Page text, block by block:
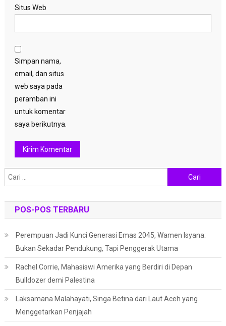
Situs Web
Simpan nama,
email, dan situs
web saya pada
peramban ini
untuk komentar
saya berikutnya.
untuk:
POS-POS TERBARU
Perempuan Jadi Kunci Generasi Emas 2045, Wamen Isyana:
Bukan Sekadar Pendukung, Tapi Penggerak Utama
Rachel Corrie, Mahasiswi Amerika yang Berdiri di Depan
Bulldozer demi Palestina
Laksamana Malahayati, Singa Betina dari Laut Aceh yang
Menggetarkan Penjajah